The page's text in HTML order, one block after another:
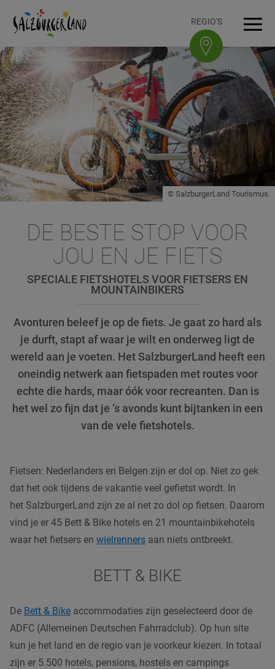
Zum InhaltAccesskey
[0]
Zur NavigationAccesskey
[1]
Zum Seitenanfang
Zum Fuß-BereichAccesskey
[3] REGIO'S
© SalzburgerLand Tourismus.
DE BESTE STOP VOOR
JOU EN JE FIETS
SPECIALE FIETSHOTELS VOOR FIETSERS EN
MOUNTAINBIKERS
Avonturen beleef je op de fiets. Je gaat zo hard als
je durft, stapt af waar je wilt en onderweg ligt de
wereld aan je voeten. Het SalzburgerLand heeft een
oneindig netwerk aan fietspaden met routes voor
echte die hards, maar óók voor recreanten. Dan is
het wel zo fijn dat je ‘s avonds kunt bijtanken in een
van de vele fietshotels.
Fietsen: Nederlanders en Belgen zijn er dol op. Niet zo gek
dat het ook tijdens de vakantie veel gefietst wordt. In
het SalzburgerLand zijn ze al net zo dol op fietsen. Daarom
vind je er 45 Bett & Bike hotels en 21 mountainbikehotels
waar het fietsers en wielrenners aan niets ontbreekt.
BETT & BIKE
De Bett & Bike accommodaties zijn geselecteerd door de
ADFC (Allemeinen Deutschen Fahrradclub). Op hun site
kun je het land en de regio van je voorkeur kiezen. In totaal
zijn er 5.500 hotels, pensions, hostels en campings